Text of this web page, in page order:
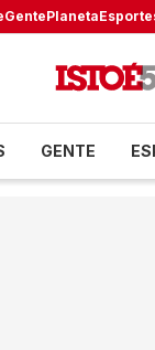
GentePlaneta
GENTE